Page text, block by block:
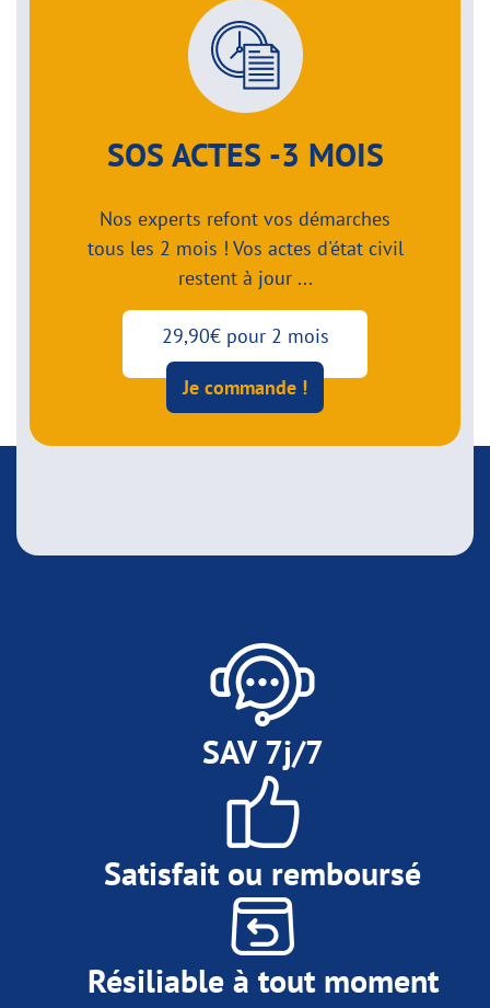
SOS ACTES -3 MOIS
Nos experts refont vos démarches
tous les 2 mois ! Vos actes d'état civil
restent à jour ...
29,90€ pour 2 mois
Je commande !
SAV 7j/7
Satisfait ou remboursé
Résiliable à tout moment